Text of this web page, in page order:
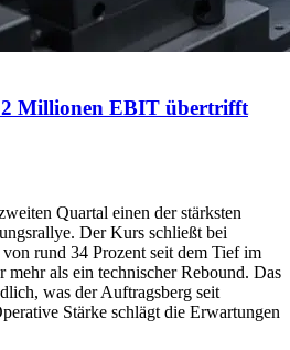
Millionen EBIT übertrifft
Quartal einen der stärksten
Der Kurs schließt bei
rund 34 Prozent seit dem Tief im
als ein technischer Rebound. Das
was der Auftragsberg seit
Stärke schlägt die Erwartungen